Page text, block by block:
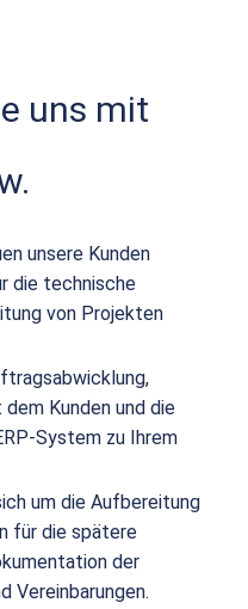
uns mit
unsere Kunden
die technische
von Projekten
Kunden und die
System zu Ihrem
um die Aufbereitung
für die spätere
der
Vereinbarungen.